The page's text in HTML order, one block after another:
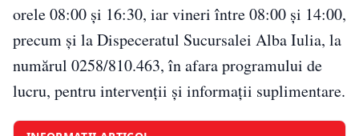
orele 08:00 și 16:30, iar vineri între 08:00 și 14:00,
precum și la Dispeceratul Sucursalei Alba Iulia, la
numărul 0258/810.463, în afara programului de
lucru, pentru intervenții și informații suplimentare.